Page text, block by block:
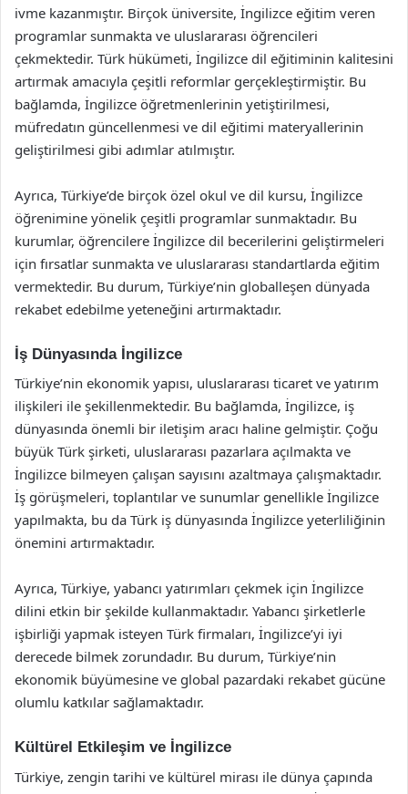
ivme kazanmıştır. Birçok üniversite, İngilizce eğitim veren
programlar sunmakta ve uluslararası öğrencileri
çekmektedir. Türk hükümeti, İngilizce dil eğitiminin kalitesini
artırmak amacıyla çeşitli reformlar gerçekleştirmiştir. Bu
bağlamda, İngilizce öğretmenlerinin yetiştirilmesi,
müfredatın güncellenmesi ve dil eğitimi materyallerinin
geliştirilmesi gibi adımlar atılmıştır.
Ayrıca, Türkiye’de birçok özel okul ve dil kursu, İngilizce
öğrenimine yönelik çeşitli programlar sunmaktadır. Bu
kurumlar, öğrencilere İngilizce dil becerilerini geliştirmeleri
için fırsatlar sunmakta ve uluslararası standartlarda eğitim
vermektedir. Bu durum, Türkiye’nin globalleşen dünyada
rekabet edebilme yeteneğini artırmaktadır.
İş Dünyasında İngilizce
Türkiye’nin ekonomik yapısı, uluslararası ticaret ve yatırım
ilişkileri ile şekillenmektedir. Bu bağlamda, İngilizce, iş
dünyasında önemli bir iletişim aracı haline gelmiştir. Çoğu
büyük Türk şirketi, uluslararası pazarlara açılmakta ve
İngilizce bilmeyen çalışan sayısını azaltmaya çalışmaktadır.
İş görüşmeleri, toplantılar ve sunumlar genellikle İngilizce
yapılmakta, bu da Türk iş dünyasında İngilizce yeterliliğinin
önemini artırmaktadır.
Ayrıca, Türkiye, yabancı yatırımları çekmek için İngilizce
dilini etkin bir şekilde kullanmaktadır. Yabancı şirketlerle
işbirliği yapmak isteyen Türk firmaları, İngilizce’yi iyi
derecede bilmek zorundadır. Bu durum, Türkiye’nin
ekonomik büyümesine ve global pazardaki rekabet gücüne
olumlu katkılar sağlamaktadır.
Kültürel Etkileşim ve İngilizce
Türkiye, zengin tarihi ve kültürel mirası ile dünya çapında